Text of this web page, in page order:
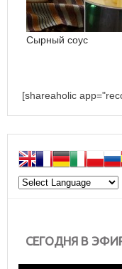
Сырный соус
[shareaholic
СЕГОДНЯ В